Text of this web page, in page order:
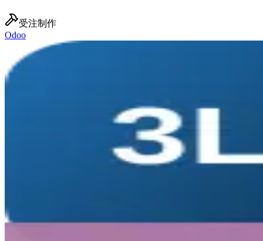
受注制作
Odoo